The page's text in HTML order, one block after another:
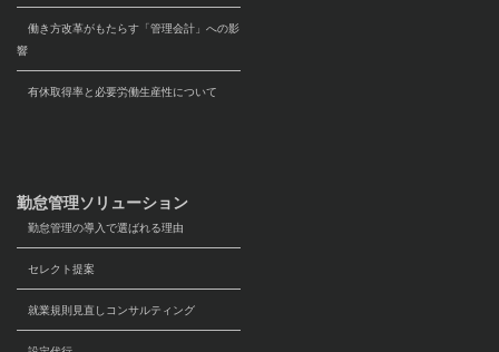
働き方改革がもたらす「管理会計」への影
響
有休取得率と必要労働生産性について
勤怠管理ソリューション
勤怠管理の導入で選ばれる理由
セレクト提案
就業規則見直しコンサルティング